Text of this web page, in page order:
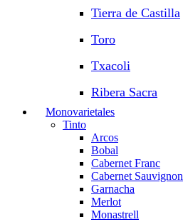
Tierra de Castilla
Toro
Txacoli
Ribera Sacra
Monovarietales
Tinto
Arcos
Bobal
Cabernet Franc
Cabernet Sauvignon
Garnacha
Merlot
Monastrell